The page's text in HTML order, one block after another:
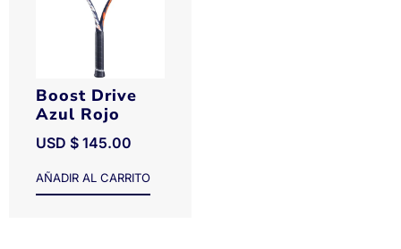
Boost Drive
Azul Rojo
USD $ 145.00
AÑADIR AL CARRITO